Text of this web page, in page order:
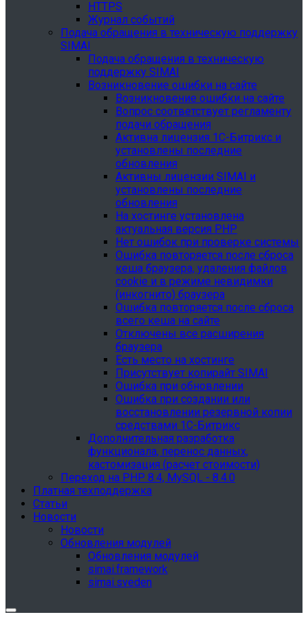
HTTPS
Журнал событий
Подача обращения в техническую поддержку
SIMAI
Подача обращения в техническую
поддержку SIMAI
Возникновение ошибки на сайте
Возникновение ошибки на сайте
Вопрос соответствует регламенту
подачи обращения
Активна лицензия 1С-Битрикс и
установлены последние
обновления
Активны лицензии SIMAI и
установлены последние
обновления
На хостинге установлена
актуальная версия PHP
Нет ошибок при проверке системы
Ошибка повторяется после сброса
кеша браузера, удаления файлов
cookie и в режиме невидимки
(инкогнито) браузера
Ошибка повторяется после сброса
всего кеша на сайте
Отключены все расширения
браузера
Есть место на хостинге
Присутствует копирайт SIMAI
Ошибка при обновлении
Ошибка при создании или
восстановлении резервной копии
средствами 1С-Битрикс
Дополнительная разработка
функционала, перенос данных,
кастомизация (расчет стоимости)
Переход на PHP 8.4, MySQL - 8.4.0
Платная техподдержка
Статьи
Новости
Новости
Обновления модулей
Обновления модулей
simai.framework
simai.sveden